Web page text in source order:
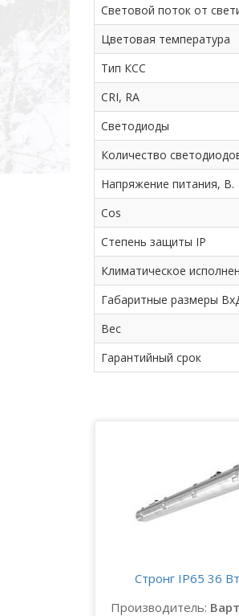
Световой поток от
Цветовая температура
Тип КСС
CRI, RA
Светодиоды
Количество
Напряжение питания, В.
Cos
Степень защиты IP
Климатическое
Габаритные размеры
Вес
Гарантийный срок
Стронг IP65 36
Производитель: